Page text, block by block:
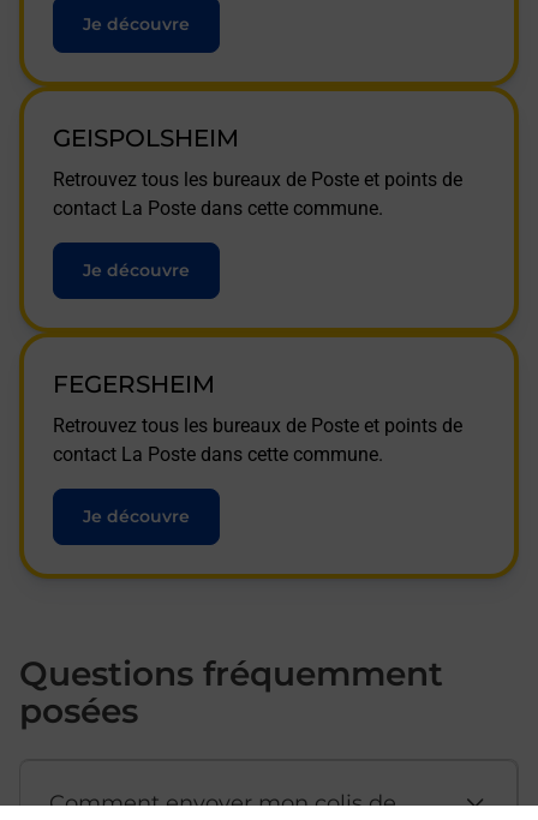
Je découvre
GEISPOLSHEIM
Retrouvez tous les bureaux de Poste et points de
contact La Poste dans cette commune.
Je découvre
FEGERSHEIM
Retrouvez tous les bureaux de Poste et points de
contact La Poste dans cette commune.
Je découvre
Questions fréquemment
posées
Comment envoyer mon colis de